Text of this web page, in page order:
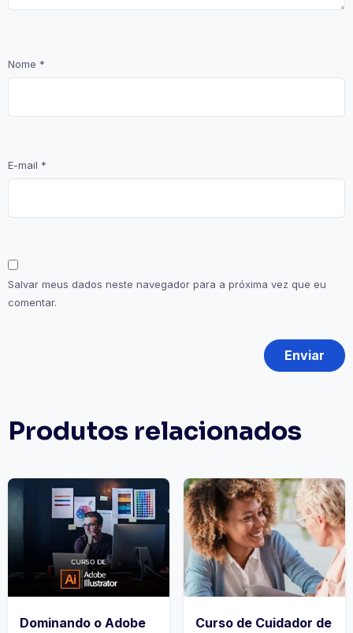
Nome *
E-mail *
Salvar meus dados neste navegador para a próxima vez que eu
comentar.
Produtos relacionados
Dominando o Adobe
Curso de Cuidador de